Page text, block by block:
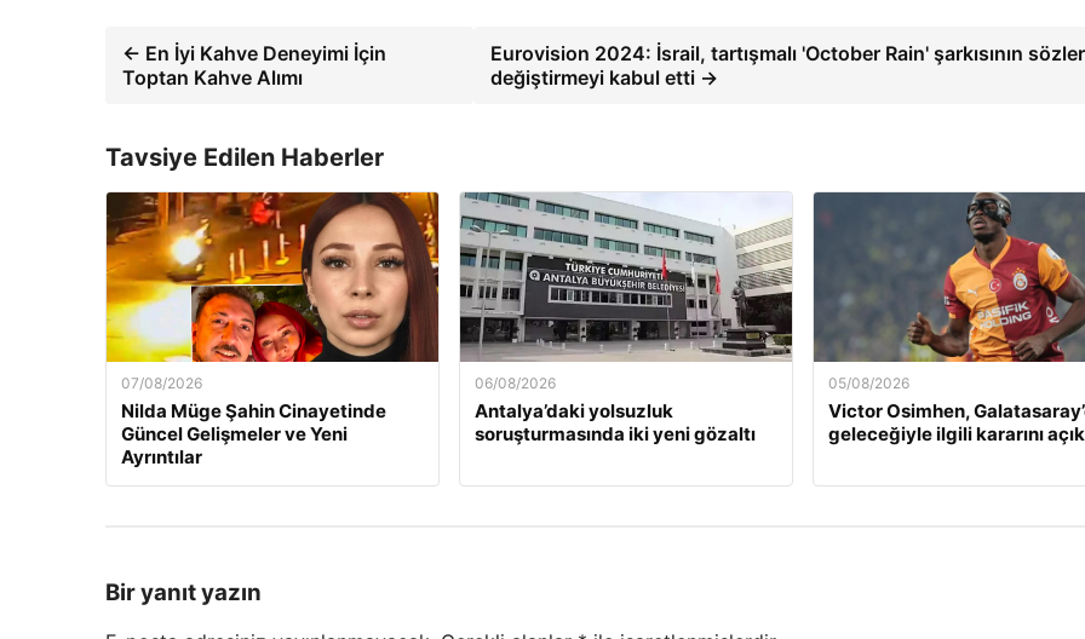
← En İyi Kahve Deneyimi İçin
Toptan Kahve Alımı
Eurovision 2024: İsrail, tartışmalı 'October Rain' şarkısının
değiştirmeyi kabul etti →
Tavsiye Edilen Haberler
07/08/2026
Nilda Müge Şahin Cinayetinde
Güncel Gelişmeler ve Yeni
Ayrıntılar
06/08/2026
Antalya’daki yolsuzluk
soruşturmasında iki yeni gözaltı
05/08/2026
Victor Osimhen,
geleceğiyle ilgili kararını
Bir yanıt yazın